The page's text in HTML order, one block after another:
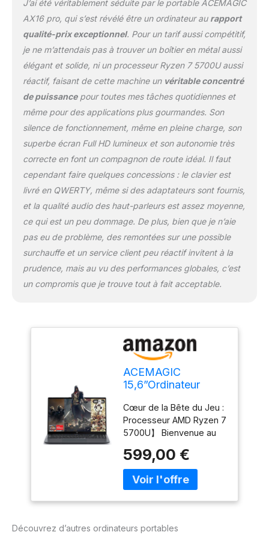
un pro du jeu ! Notre
ordinateur portable est
équipé de mémoire
Go en double canal et
d'un SSD M.2 de 512 Go,
vous permettant de
profiter du multit che et
des jeux à grande
échelle sans craindre les
ralentissements Interface
disque dur: USB 3.0
J’ai été véritablement séduite par le portable ACEMAGIC
AX16 pro, qui s’est révélé être un ordinateur au rapport
qualité-prix exceptionnel. Pour un tarif aussi compétitif,
je ne m’attendais pas à trouver un boîtier en métal aussi
élégant et solide, ni un processeur Ryzen 7 5700U aussi
réactif, faisant de cette machine un véritable concentré
de puissancepour toutes mes tâches quotidiennes et
même pour des applications plus gourmandes. Son
silence de fonctionnement, même en pleine charge, son
superbe écran Full HD lumineux et son autonomie très
correcte en font un compagnon de route idéal. Il faut
cependant faire quelques concessions : le clavier est
livré en QWERTY, même si des adaptateurs sont fournis,
et la qualité audio des haut-parleurs est assez moyenne,
ce qui est un peu dommage. De plus, bien que je n’aie
pas eu de problème, des remontées sur une possible
surchauffe et un service client peu réactif invitent à la
prudence, mais au vu des performances globales, c’est
un compromis que je trouve tout à fait acceptable.
ACEMAGIC
15,6”Ordinateur
5700U(8
Core/16T,4,3 GHz)
Boîtier métallique 16
Go RAM DDR4*2
NVME 512Go SSD
Extension
2TB,Clavier
Rétroéclairage WiFi
Gaming Laptop
Cœur de la Bête du Jeu :
Processeur AMD Ryzen 7
5700U】 Bienvenue au
L'ordinateur portable
ACEMAGIC est équipé du
processeur AMD Ryzen 7
octa-core, sa mémoire
599,00 €
Découvrez d’autres ordinateurs portables